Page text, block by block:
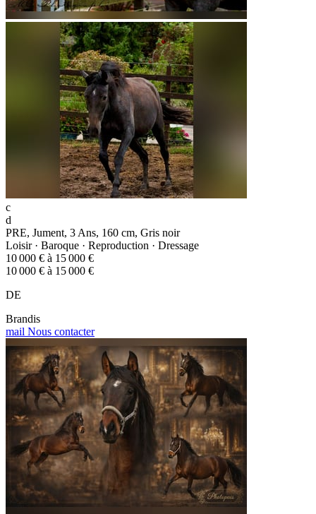
c
d
PRE, Jument, 3 Ans, 160 cm, Gris noir
Loisir · Baroque · Reproduction · Dressage
10 000 € à 15 000 €
10 000 € à 15 000 €
DE
Brandis
mail Nous contacter